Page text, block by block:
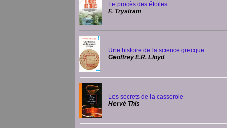
Le procès des étoiles
F. Trystram
Une histoire de la science grecque
Geoffrey E.R. Lloyd
Les secrets de la casserole
Hervé This